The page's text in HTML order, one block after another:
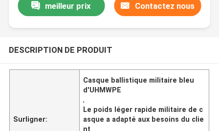
meilleur prix Contactez nous
DESCRIPTION DE PRODUIT
Surligner:
Casque ballistique militaire bleu
d'UHMWPE
,
Le poids léger rapide militaire de c
asque a adapté aux besoins du clie
nt